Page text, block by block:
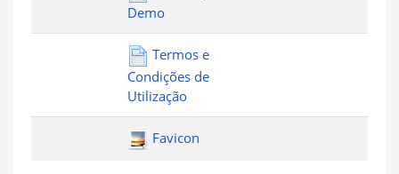
Demo
Termos e
Condições de
Utilização
Favicon